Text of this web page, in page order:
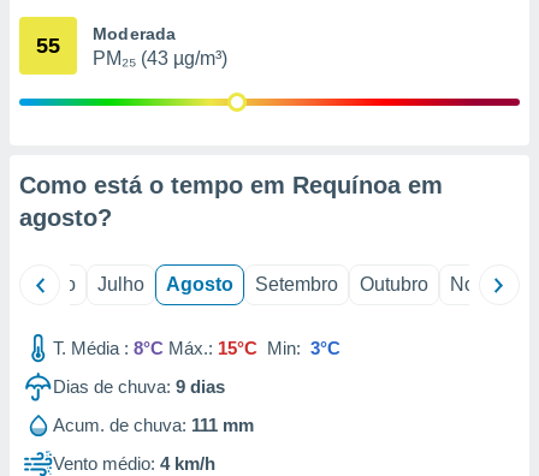
através
1199
55 Moderada
PM₂₅ (43 µg/m³)
Como está o tempo em Requínoa em
agosto?
Junho Julho Agosto Setembro Outubro Novembro
T. Média : 8°C Máx.: 15°C Min: 3°C
Dias de chuva: 9 dias
Acum. de chuva: 111 mm
Vento médio: 4 km/h